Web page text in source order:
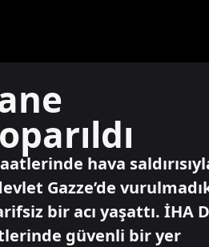
iptali skandalı!
Ekonomi
Ateşkes
piyasaları
hareketlendirdi
hava
Gazze’de
bir acı yaşattı. İHA
güvenli bir yer